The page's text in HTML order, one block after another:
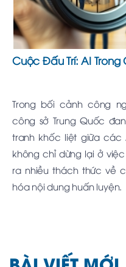
Cuộc Đấu Trí: AI Trong
Trong bối cảnh công
công sở Trung Quốc
tranh khốc liệt giữa các
không chỉ dừng lại ở
ra nhiều thách thức về
hóa nội dung huấn luyện.